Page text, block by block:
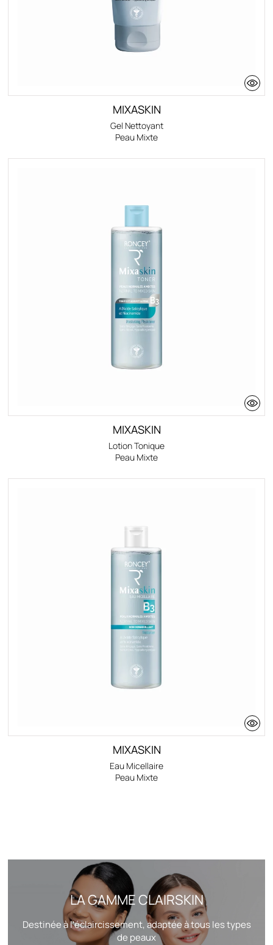
MIXASKIN
Gel Nettoyant
Peau Mixte
MIXASKIN
Lotion Tonique
Peau Mixte
MIXASKIN
Eau Micellaire
Peau Mixte
LA GAMME CLAIRSKIN
Destinée à l'éclaircissement, adaptée à tous les types
de peaux